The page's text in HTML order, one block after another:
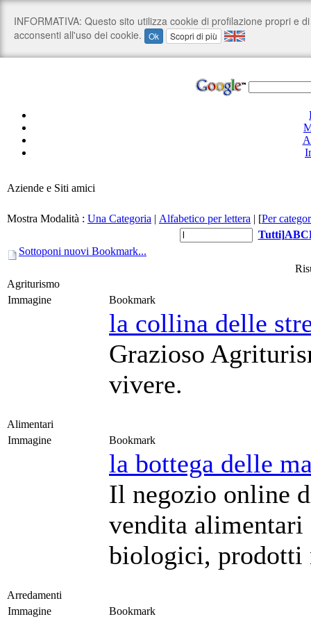
Aziende e Siti amici
Mostra Modalità : Una Categoria | Alfabetico per lettera | [Per
Tutti]ABC
Sottoponi nuovi Bookmark...
Agriturismo
Immagine
Bookmark
la collina delle
Grazioso
vivere.
Alimentari
Immagine
Bookmark
la bottega delle
Il negozio online
vendita
biologici, prodotti
Arredamenti
Immagine
Bookmark